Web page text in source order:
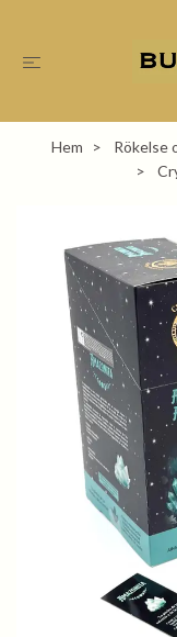
Hem Rökelse